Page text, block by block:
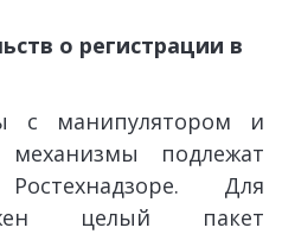
о регистрации в
с манипулятором и
подлежат
Для
целый пакет